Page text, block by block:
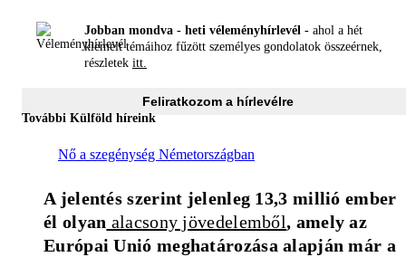
Jobban mondva - heti véleményhírlevél - ahol a hét
kiemelt témáihoz fűzött személyes gondolatok összeérnek,
részletek itt.
Feliratkozom a hírlevélre
További Külföld híreink
Nő a szegénység Németországban
A jelentés szerint jelenleg 13,3 millió ember
él olyan alacsony jövedelemből, amely az
Európai Unió meghatározása alapján már a